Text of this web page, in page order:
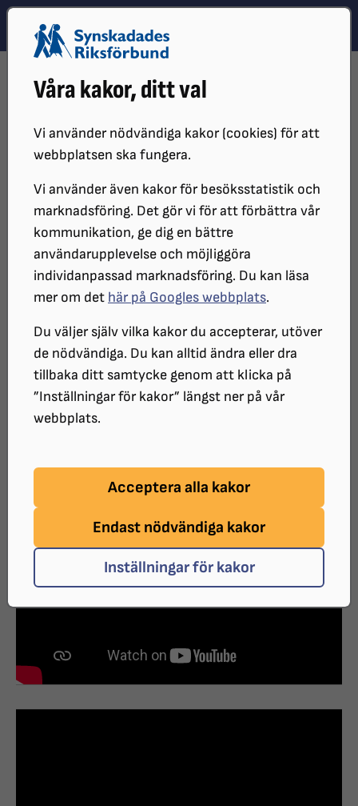
Våra kakor, ditt val
Vi använder nödvändiga kakor (cookies) för att
webbplatsen ska fungera.
Vi använder även kakor för besöksstatistik och
marknadsföring. Det gör vi för att förbättra vår
kommunikation, ge dig en bättre
användarupplevelse och möjliggöra
individanpassad marknadsföring. Du kan läsa
mer om det här på Googles webbplats.
Du väljer själv vilka kakor du accepterar, utöver
de nödvändiga. Du kan alltid ändra eller dra
tillbaka ditt samtycke genom att klicka på
”Inställningar för kakor” längst ner på vår
webbplats.
Acceptera alla kakor
Endast nödvändiga kakor
Inställningar för kakor
Hoppa till innehåll
Hoppa till hitta snabbt
SKAPA EN NY SIDA OCH SIDANS EGENSKAPER
Skapa en ny sida och Sidans
egenskaper
Skärmläsare
Förstoringsverktyg